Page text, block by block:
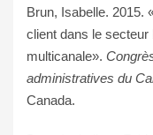
Brun, Isabelle. 2015.
client dans le secteur
multicanale».
administratives du
Canada.